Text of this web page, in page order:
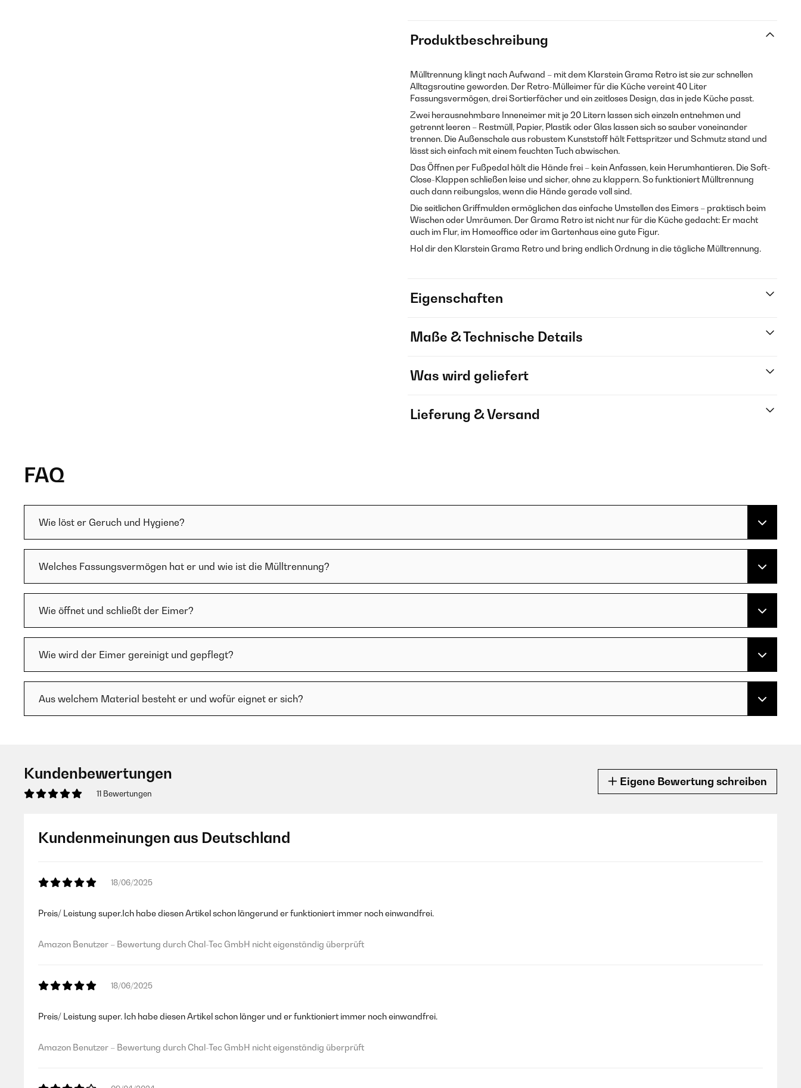
Produktbeschreibung
Mülltrennung klingt nach Aufwand – mit dem Klarstein Grama Retro ist sie zur schnellen
Alltagsroutine geworden. Der Retro-Mülleimer für die Küche vereint 40 Liter
Fassungsvermögen, drei Sortierfächer und ein zeitloses Design, das in jede Küche passt.
Zwei herausnehmbare Inneneimer mit je 20 Litern lassen sich einzeln entnehmen und
getrennt leeren – Restmüll, Papier, Plastik oder Glas lassen sich so sauber voneinander
trennen. Die Außenschale aus robustem Kunststoff hält Fettspritzer und Schmutz stand und
lässt sich einfach mit einem feuchten Tuch abwischen.
Das Öffnen per Fußpedal hält die Hände frei – kein Anfassen, kein Herumhantieren. Die Soft-
Close-Klappen schließen leise und sicher, ohne zu klappern. So funktioniert Mülltrennung
auch dann reibungslos, wenn die Hände gerade voll sind.
Die seitlichen Griffmulden ermöglichen das einfache Umstellen des Eimers – praktisch beim
Wischen oder Umräumen. Der Grama Retro ist nicht nur für die Küche gedacht: Er macht
auch im Flur, im Homeoffice oder im Gartenhaus eine gute Figur.
Hol dir den Klarstein Grama Retro und bring endlich Ordnung in die tägliche Mülltrennung.
Eigenschaften
Maße & Technische Details
Was wird geliefert
Lieferung & Versand
FAQ
Wie löst er Geruch und Hygiene?
Welches Fassungsvermögen hat er und wie ist die Mülltrennung?
Wie öffnet und schließt der Eimer?
Wie wird der Eimer gereinigt und gepflegt?
Aus welchem Material besteht er und wofür eignet er sich?
Kundenbewertungen
11 Bewertungen
Eigene Bewertung schreiben
Kundenmeinungen aus Deutschland
18/06/2025
Preis/ Leistung super.Ich habe diesen Artikel schon längerund er funktioniert immer noch einwandfrei.
Amazon Benutzer – Bewertung durch Chal-Tec GmbH nicht eigenständig überprüft
18/06/2025
Preis/ Leistung super. Ich habe diesen Artikel schon länger und er funktioniert immer noch einwandfrei.
Amazon Benutzer – Bewertung durch Chal-Tec GmbH nicht eigenständig überprüft